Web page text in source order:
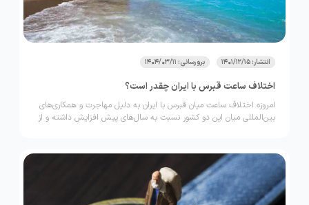
انتشار: 1401/12/15 برورسانی: 1404/03/11
اختلاف ساعت قبرس با ایران چقدر است؟
امروزه اختلاف ساعت میان قبرس با ایران به دلیل مهاجرت و همکاری‌های
بین‌المللی میان این دو کشور نسبت به سال‌های پیش افزایش داشته و از